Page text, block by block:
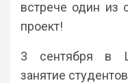
встрече один из
проект!
3 сентября в
занятие